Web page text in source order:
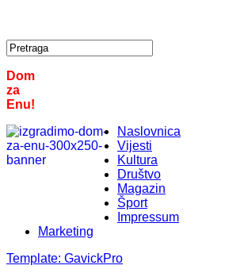
Dom
za
Enu!
Naslovnica
Vijesti
Kultura
Društvo
Magazin
Šport
Impressum
Marketing
Template: GavickPro